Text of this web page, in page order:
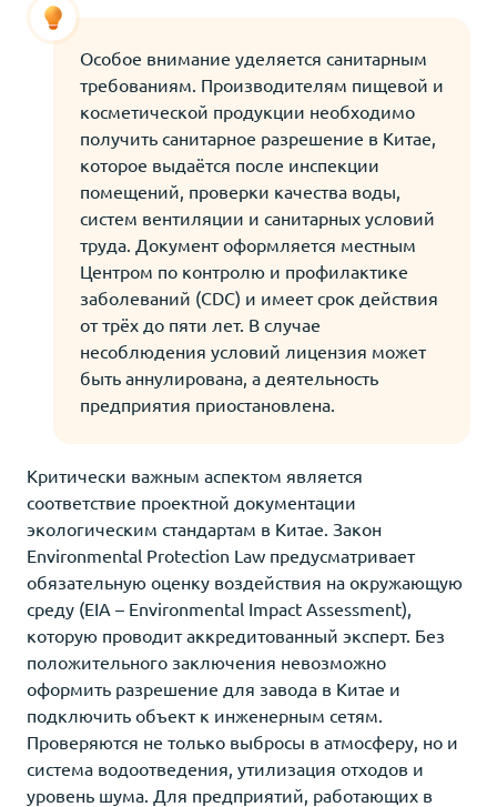
Особое внимание уделяется санитарным
требованиям. Производителям пищевой и
косметической продукции необходимо
получить санитарное разрешение в Китае,
которое выдаётся после инспекции
помещений, проверки качества воды,
систем вентиляции и санитарных условий
труда. Документ оформляется местным
Центром по контролю и профилактике
заболеваний (CDC) и имеет срок действия
от трёх до пяти лет. В случае
несоблюдения условий лицензия может
быть аннулирована, а деятельность
предприятия приостановлена.
Критически важным аспектом является
соответствие проектной документации
экологическим стандартам в Китае. Закон
Environmental Protection Law предусматривает
обязательную оценку воздействия на окружающую
среду (EIA – Environmental Impact Assessment),
которую проводит аккредитованный эксперт. Без
положительного заключения невозможно
оформить разрешение для завода в Китае и
подключить объект к инженерным сетям.
Проверяются не только выбросы в атмосферу, но и
система водоотведения, утилизация отходов и
уровень шума. Для предприятий, работающих в